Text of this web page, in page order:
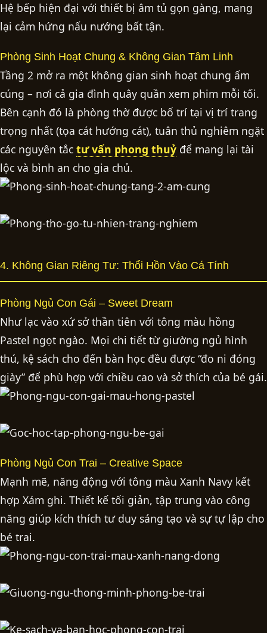
Hệ bếp hiện đại với thiết bị âm tủ gọn gàng, mang
lại cảm hứng nấu nướng bất tận.
Phòng Sinh Hoạt Chung & Không Gian Tâm Linh
Tầng 2 mở ra một không gian sinh hoạt chung ấm
cúng – nơi cả gia đình quây quần xem phim mỗi tối.
Bên cạnh đó là phòng thờ được bố trí tại vị trí trang
trọng nhất (tọa cát hướng cát), tuân thủ nghiêm ngặt
các nguyên tắc tư vấn phong thuỷ để mang lại tài
lộc và bình an cho gia chủ.
4. Không Gian Riêng Tư: Thổi Hồn Vào Cá Tính
Phòng Ngủ Con Gái – Sweet Dream
Như lạc vào xứ sở thần tiên với tông màu hồng
Pastel ngọt ngào. Mọi chi tiết từ giường ngủ hình
thú, kệ sách cho đến bàn học đều được “đo ni đóng
giày” để phù hợp với chiều cao và sở thích của bé gái.
Phòng Ngủ Con Trai – Creative Space
Mạnh mẽ, năng động với tông màu Xanh Navy kết
hợp Xám ghi. Thiết kế tối giản, tập trung vào công
năng giúp kích thích tư duy sáng tạo và sự tự lập cho
bé trai.